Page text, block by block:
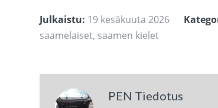
Julkaistu: 19 kesäkuuta 2026
saamelaiset, saamen kielet
PEN Tiedotus